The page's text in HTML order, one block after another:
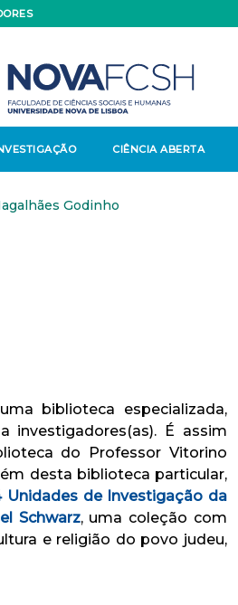
CIÊNCIA ABERTA
Godinho
biblioteca especializada,
investigadores(as). É assim
do Professor Vitorino
desta biblioteca particular,
Unidades de Investigação da
Schwarz, uma coleção com
e religião do povo judeu,